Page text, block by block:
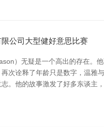
公司大型健好意思比赛
）无疑是一个高出的存在。
次诠释了年龄只是数字，温雅
。他的故事激发了好多东谈主